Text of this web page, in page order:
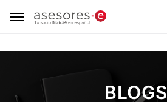
BLOGS